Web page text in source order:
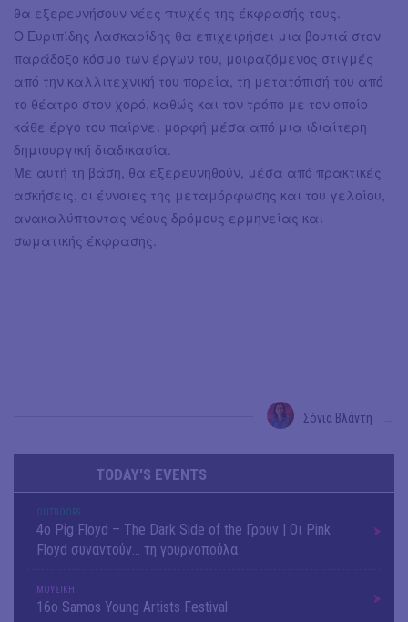
θα εξερευνήσουν νέες πτυχές της έκφρασής τους.
Ο Ευριπίδης Λασκαρίδης θα επιχειρήσει μια βουτιά στον
παράδοξο κόσμο των έργων του, μοιραζόμενος στιγμές
από την καλλιτεχνική του πορεία, τη μετατόπισή του από
το θέατρο στον χορό, καθώς και τον τρόπο με τον οποίο
κάθε έργο του παίρνει μορφή μέσα από μια ιδιαίτερη
δημιουργική διαδικασία.
Με αυτή τη βάση, θα εξερευνηθούν, μέσα από πρακτικές
ασκήσεις, οι έννοιες της μεταμόρφωσης και του γελοίου,
ανακαλύπτοντας νέους δρόμους ερμηνείας και
σωματικής έκφρασης.
Σόνια Βλάντη
TODAY'S EVENTS
OUTDΟORS
4ο Pig Floyd – The Dark Side of the Γρουν | Οι Pink
Floyd συναντούν… τη γουρνοπούλα
ΜΟΥΣΙΚΗ
16o Samos Young Artists Festival